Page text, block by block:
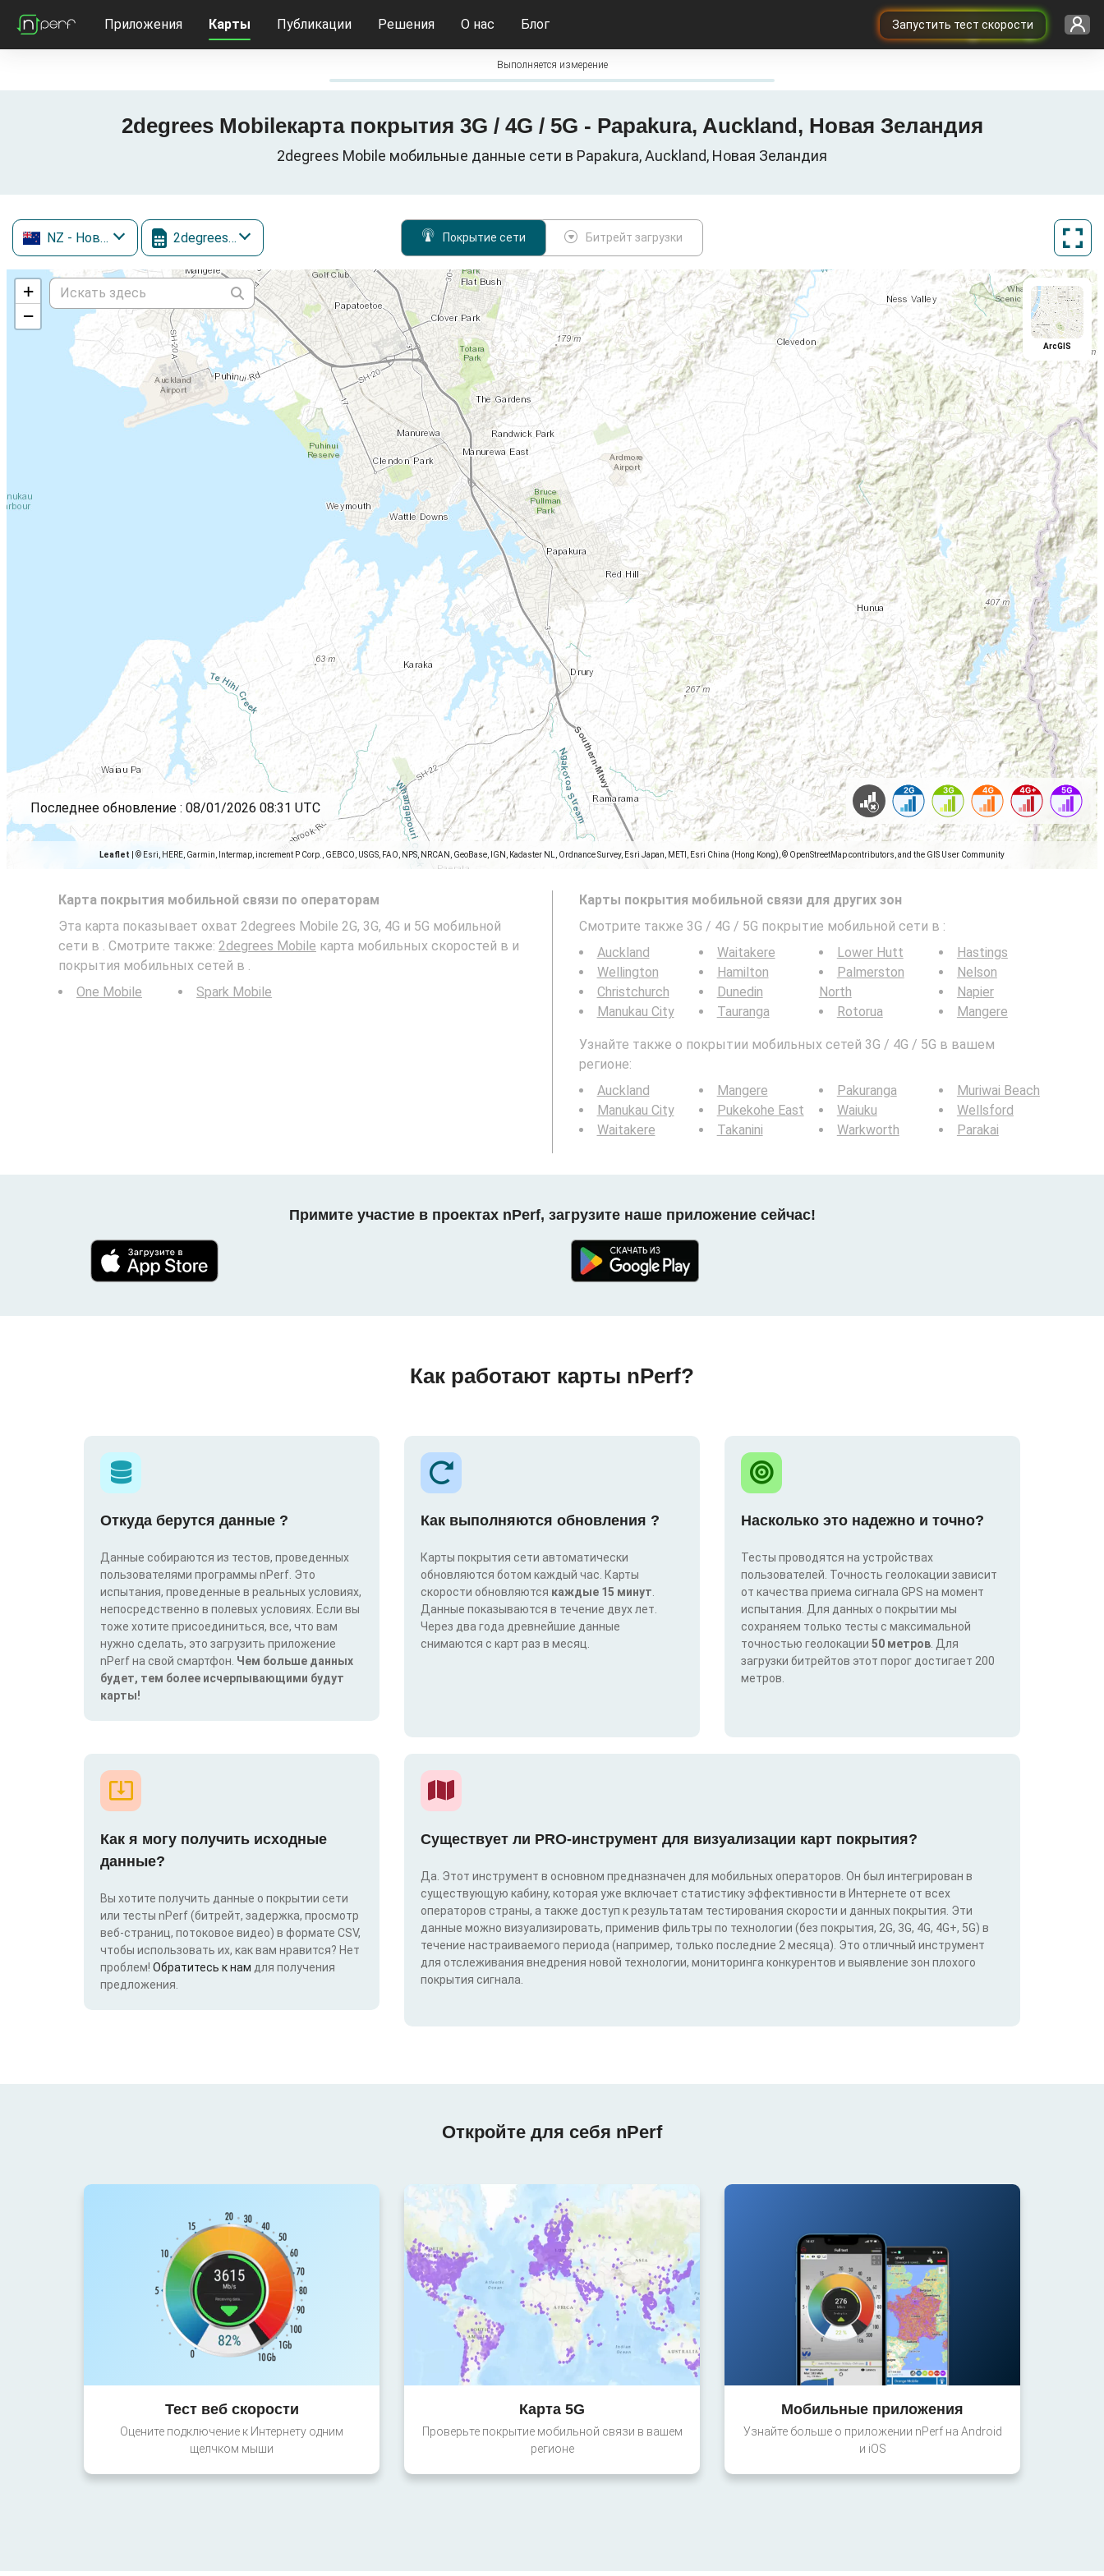
Запустить тест скорости
Приложения Карты Публикации Решения О нас Блог
Выполняется измерение
2degrees Mobileкарта покрытия 3G / 4G / 5G - Papakura, Auckland, Новая Зеландия
2degrees Mobile мобильные данные сети в Papakura, Auckland, Новая Зеландия
NZ - Новая Зеландия 2degrees Mobile Покрытие сети Битрейт загрузки
+
−
Leaflet © Esri, HERE, Garmin, Intermap, increment P Corp., GEBCO, USGS, FAO, NPS, NRCAN, GeoBase, IGN, Kadaster NL, Ordnance Survey, Esri Japan, METI, Esri China (Hong Kong), © OpenStreetMap contributors, and the GIS User Community
ArcGIS
Последнее обновление : 08/01/2026 08:31 UTC
Карта покрытия мобильной связи по операторам
Эта карта показывает охват 2degrees Mobile 2G, 3G, 4G и 5G мобильной
сети в . Смотрите также: 2degrees Mobile карта мобильных скоростей в и
покрытия мобильных сетей в .
One Mobile
Spark Mobile
Карты покрытия мобильной связи для других зон
Смотрите также 3G / 4G / 5G покрытие мобильной сети в :
Auckland
Wellington
Christchurch
Manukau City
Waitakere
Hamilton
Dunedin
Tauranga
Lower Hutt
Palmerston
North
Rotorua
Hastings
Nelson
Napier
Mangere
Узнайте также о покрытии мобильных сетей 3G / 4G / 5G в вашем
регионе:
Auckland
Manukau City
Waitakere
Mangere
Pukekohe East
Takanini
Pakuranga
Waiuku
Warkworth
Muriwai Beach
Wellsford
Parakai
Примите участие в проектах nPerf, загрузите наше приложение сейчас!
Как работают карты nPerf?
Откуда берутся данные ?
Данные собираются из тестов, проведенных
пользователями программы nPerf. Это
испытания, проведенные в реальных условиях,
непосредственно в полевых условиях. Если вы
тоже хотите присоединиться, все, что вам
нужно сделать, это загрузить приложение
nPerf на свой смартфон. Чем больше данных
будет, тем более исчерпывающими будут
карты!
Как выполняются обновления ?
Карты покрытия сети автоматически
обновляются ботом каждый час. Карты
скорости обновляются каждые 15 минут
Данные показываются в течение двух лет.
Через два года древнейшие данные
снимаются с карт раз в месяц.
Насколько это надежно и точно?
Тесты проводятся на устройствах
пользователей. Точность геолокации зависит
от качества приема сигнала GPS на момент
испытания. Для данных о покрытии мы
сохраняем только тесты с максимальной
точностью геолокации 50 метров . Для
загрузки битрейтов этот порог достигает 200
метров.
Как я могу получить исходные
данные?
Вы хотите получить данные о покрытии сети
или тесты nPerf (битрейт, задержка, просмотр
веб-страниц, потоковое видео) в формате CSV,
чтобы использовать их, как вам нравится? Нет
проблем! Обратитесь к нам для получения
предложения.
Существует ли PRO-инструмент для визуализации карт покрытия?
Да. Этот инструмент в основном предназначен для мобильных операторов. Он был интегрирован в
существующую кабину, которая уже включает статистику эффективности в Интернете от всех
операторов страны, а также доступ к результатам тестирования скорости и данных покрытия. Эти
данные можно визуализировать, применив фильтры по технологии (без покрытия, 2G, 3G, 4G, 4G+, 5G) в
течение настраиваемого периода (например, только последние 2 месяца). Это отличный инструмент
для отслеживания внедрения новой технологии, мониторинга конкурентов и выявление зон плохого
покрытия сигнала.
Откройте для себя nPerf
Тест веб скорости
Оцените подключение к Интернету одним
щелчком мыши
Карта 5G
Проверьте покрытие мобильной связи в вашем
регионе
Мобильные приложения
Узнайте больше о приложении nPerf на Android
и iOS